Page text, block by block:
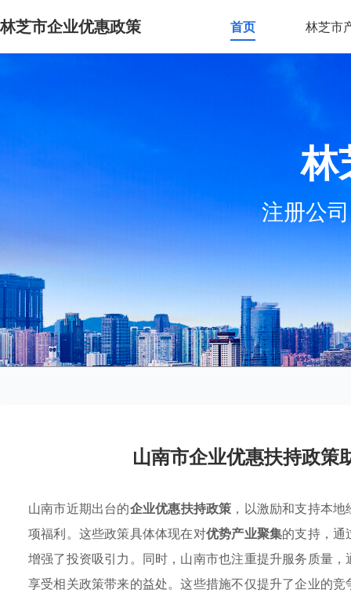
林芝市企业优惠政策 首页 林芝市
林
注册公
山南市企业优惠扶持政策
山南市近期出台的企业优惠扶持政策 ，以激励和支持本
项福利。这些政策具体体现在对优势产业聚集的支持，通
增强了投资吸引力。同时，山南市也注重提升服务质量
享受相关政策带来的益处。这些措施不仅提升了企业的